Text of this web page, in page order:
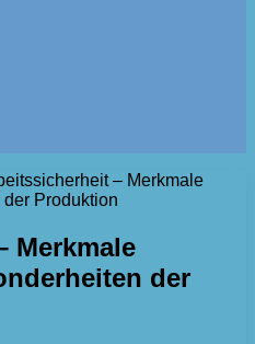
– Merkmale
Produktion
Merkmale
der